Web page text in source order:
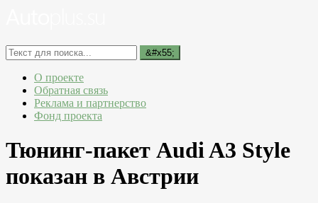
О проекте
Обратная связь
Реклама и партнерство
Фонд проекта
Тюнинг-пакет Audi A3 Style
показан в Австрии